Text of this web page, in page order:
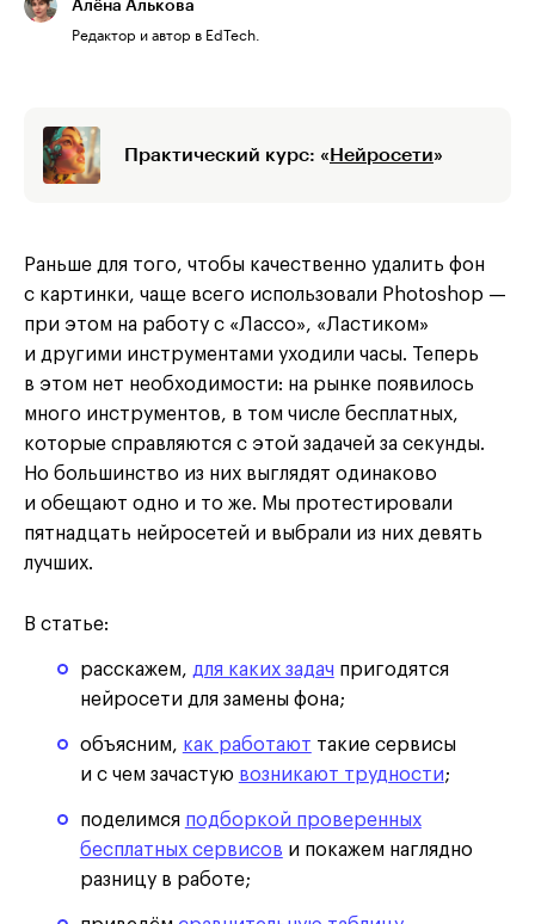
Алёна Алькова
Редактор и автор в EdTech.
Практический курс: « Нейросети»
Раньше для того, чтобы качественно удалить фон
с картинки, чаще всего использовали Photoshop —
при этом на работу с «Лассо», «Ластиком»
и другими инструментами уходили часы. Теперь
в этом нет необходимости: на рынке появилось
много инструментов, в том числе бесплатных,
которые справляются с этой задачей за секунды.
Но большинство из них выглядят одинаково
и обещают одно и то же. Мы протестировали
пятнадцать нейросетей и выбрали из них девять
лучших.
В статье:
расскажем, для каких задач пригодятся
нейросети для замены фона;
объясним, как работают такие сервисы
и с чем зачастую возникают трудности;
поделимся подборкой проверенных
бесплатных сервисов и покажем наглядно
разницу в работе;